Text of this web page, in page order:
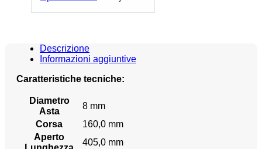
Descrizione
Informazioni aggiuntive
Caratteristiche tecniche:
Diametro
Asta
8 mm
Corsa
160,0 mm
Aperto
405,0 mm